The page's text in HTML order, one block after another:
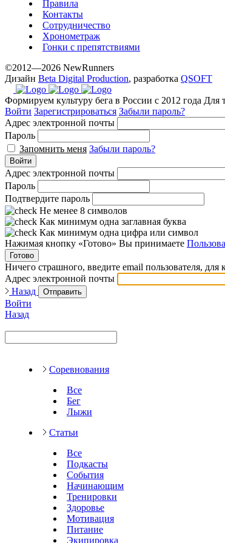
method.
www.yvessaintlaurent.to
best
prices.
Правила
Контакты
Сотрудничество
Хронометраж
Гонки с препятствиями
©2012—2026 NewRunners
Дизайн Beta Digital Production, разработка QSOFT
Формируем культуру бега в России с 2012 года Для
Войти Зарегистрироваться Забыли пароль?
Адрес электронной почты
Пароль
Запомнить меня Забыли пароль?
Войти
Адрес электронной почты
Пароль
Подтвердите пароль
Не менее 8 символов
Как минимум одна заглавная буква
Как минимум одна цифра или символ
Нажимая кнопку «Готово» Вы принимаете
Готово
Ничего страшного, введите email пользователя, для
Адрес электронной почты
Назад
Отправить
Войти
Назад
Соревнования
Все
Бег
Лыжи
Статьи
Все
Подкасты
События
Начинающим
Тренировки
Здоровье
Мотивация
Питание
Экипировка